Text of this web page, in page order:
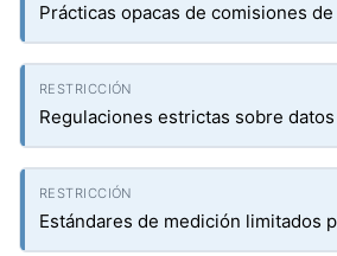
Prácticas opacas de comisiones
Regulaciones estrictas sobre
Estándares de medición limitados